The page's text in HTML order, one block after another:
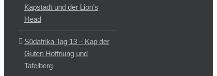
Kapstadt und der Lion’s
Head
Südafrika Tag 13 – Kap der
Guten Hoffnung und
Tafelberg